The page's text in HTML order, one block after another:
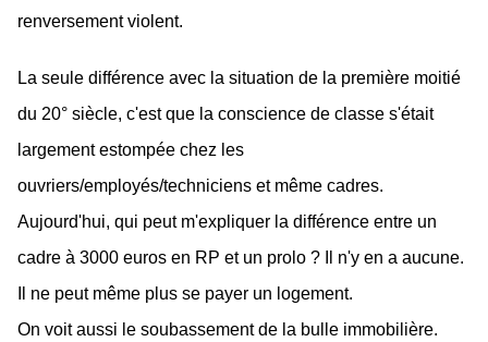
renversement violent.
La seule différence avec la situation de la première moitié
du 20° siècle, c'est que la conscience de classe s'était
largement estompée chez les
ouvriers/employés/techniciens et même cadres.
Aujourd'hui, qui peut m'expliquer la différence entre un
cadre à 3000 euros en RP et un prolo ? Il n'y en a aucune.
Il ne peut même plus se payer un logement.
On voit aussi le soubassement de la bulle immobilière.